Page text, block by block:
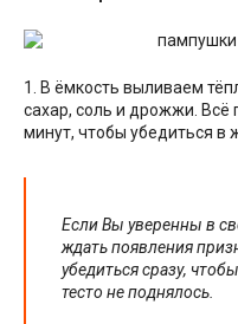
1. В ёмкость выливаем
сахар, соль и дрожжи.
минут, чтобы убедиться в
Если Вы уверенны в
ждать появления
убедиться сразу,
тесто не поднялось.